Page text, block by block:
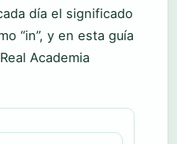
día el significado
“in”, y en esta guía
Academia